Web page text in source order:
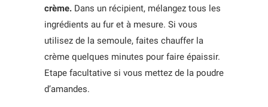
crème. Dans un récipient, mélangez tous les
ingrédients au fur et à mesure. Si vous
utilisez de la semoule, faites chauffer la
crème quelques minutes pour faire épaissir.
Etape facultative si vous mettez de la poudre
d’amandes.